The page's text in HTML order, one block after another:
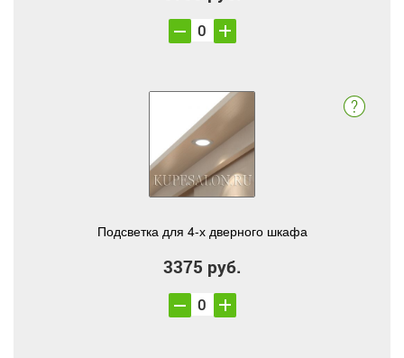
Подсветка для 4-х дверного шкафа
3375 руб.